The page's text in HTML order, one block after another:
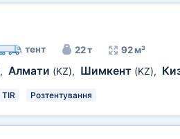
тент 22 т 92 м³
, Алмати (KZ), Шимкент (KZ),
TIR Розтентування